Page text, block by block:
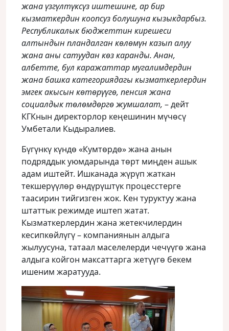
жана үзгүлтүксүз иштешине, ар бир
кызматкердин коопсуз болушуна кызыкдарбыз.
Республикалык бюджеттин кирешеси
алтындын пландалган көлөмүн казып алуу
жана аны сатуудан көз каранды. Анан,
албетте, бул каражаттар мугалимдердин
жана башка категориядагы кызматкерлердин
эмгек акысын көтөрүүгө, пенсия жана
социалдык төлөмдөргө жумшалат, – дейт
КГКнын директорлор кеңешинин мүчөсү
Умбетали Кыдыралиев.
Бүгүнкү күндө «Кумтөрдө» жана анын
подряддык уюмдарында төрт миңден ашык
адам иштейт. Ишканада жүрүп жаткан
текшерүүлөр өндүрүштүк процесстерге
таасирин тийгизген жок. Кен туруктуу жана
штаттык режимде иштеп жатат.
Кызматкерлердин жана жетекчилердин
кесипкөйлүгү – компаниянын алдыга
жылуусуна, татаал маселелерди чечүүгө жана
алдыга койгон максаттарга жетүүгө бекем
ишеним жаратууда.